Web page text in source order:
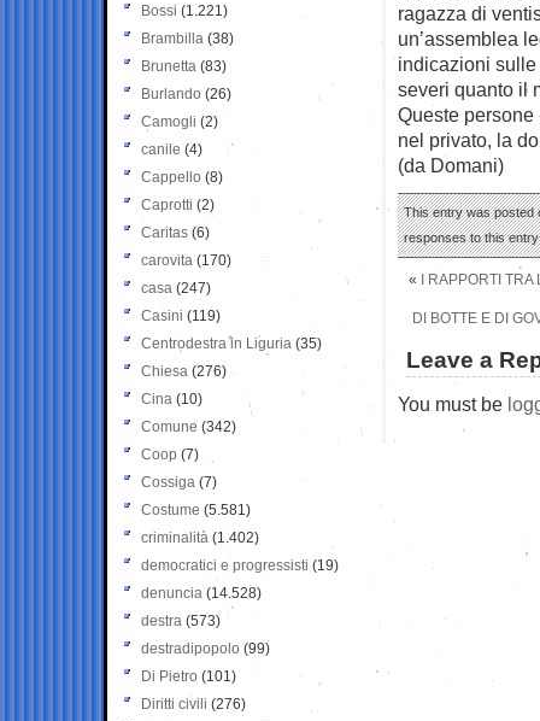
ragazza di
un’assemblea
indicazioni
severi quanto il
Queste
nel privato, la
(da Domani)
This entry was posted
responses to this
« I RAPPORTI
DI BOTTE E DI
Leave a
You must be
Bossi (1.221)
Brambilla (38)
Brunetta (83)
Burlando (26)
Camogli (2)
canile (4)
Cappello (8)
Caprotti (2)
Caritas (6)
carovita (170)
casa (247)
Casini (119)
Centrodestra in Liguria (35)
Chiesa (276)
Cina (10)
Comune (342)
Coop (7)
Cossiga (7)
Costume (5.581)
criminalità (1.402)
democratici e progressisti (19)
denuncia (14.528)
destra (573)
destradipopolo (99)
Di Pietro (101)
Diritti civili (276)